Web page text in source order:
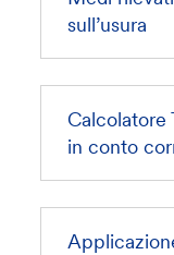
sull’usura
Calcolatore
in conto